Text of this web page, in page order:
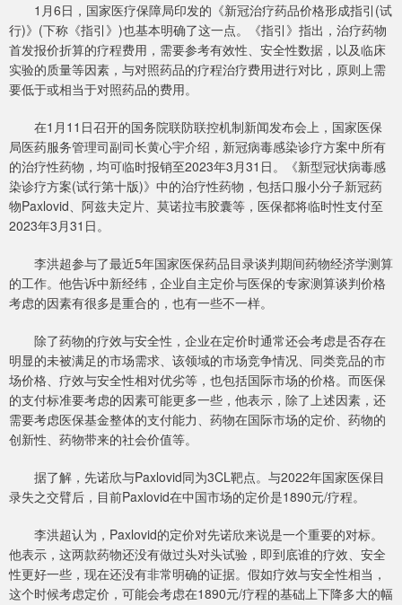
1月6日，国家医疗保障局印发的《新冠治疗药品价格形成指引(试
行)》(下称《指引》)也基本明确了这一点。《指引》指出，治疗药物
首发报价折算的疗程费用，需要参考有效性、安全性数据，以及临床
实验的质量等因素，与对照药品的疗程治疗费用进行对比，原则上需
要低于或相当于对照药品的费用。
在1月11日召开的国务院联防联控机制新闻发布会上，国家医保
局医药服务管理司副司长黄心宇介绍，新冠病毒感染诊疗方案中所有
的治疗性药物，均可临时报销至2023年3月31日。《新型冠状病毒感
染诊疗方案(试行第十版)》中的治疗性药物，包括口服小分子新冠药
物Paxlovid、阿兹夫定片、莫诺拉韦胶囊等，医保都将临时性支付至
2023年3月31日。
李洪超参与了最近5年国家医保药品目录谈判期间药物经济学测算
的工作。他告诉中新经纬，企业自主定价与医保的专家测算谈判价格
考虑的因素有很多是重合的，也有一些不一样。
除了药物的疗效与安全性，企业在定价时通常还会考虑是否存在
明显的未被满足的市场需求、该领域的市场竞争情况、同类竞品的市
场价格、疗效与安全性相对优劣等，也包括国际市场的价格。而医保
的支付标准要考虑的因素可能更多一些，他表示，除了上述因素，还
需要考虑医保基金整体的支付能力、药物在国际市场的定价、药物的
创新性、药物带来的社会价值等。
据了解，先诺欣与Paxlovid同为3CL靶点。与2022年国家医保目
录失之交臂后，目前Paxlovid在中国市场的定价是1890元/疗程。
李洪超认为，Paxlovid的定价对先诺欣来说是一个重要的对标。
他表示，这两款药物还没有做过头对头试验，即到底谁的疗效、安全
性更好一些，现在还没有非常明确的证据。假如疗效与安全性相当，
这个时候考虑定价，可能会考虑在1890元/疗程的基础上下降多大的幅